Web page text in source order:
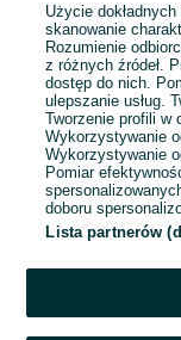
E-mail
Hasło
Użycie
skanowanie
Rozumienie
z różnych źródeł.
dostęp do nich.
ulepszanie usług.
Tworzenie profili w
Wykorzystywanie
Wykorzystywanie
Pomiar
doboru
Lista partnerów